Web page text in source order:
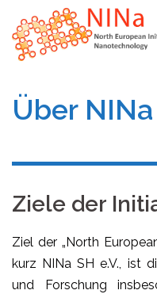
Über NINa
Ziele der
Ziel der „North
kurz NINa SH e.V., ist
und Forschung